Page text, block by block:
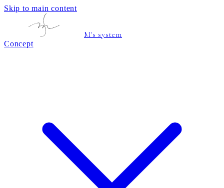
Skip to main content
M's system
Concept